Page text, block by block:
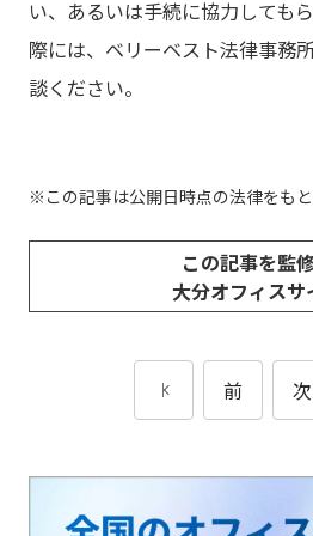
い、あるいは手続に協力しても
際には、ベリーベスト法律事務
談ください。
この記事は公開日時点の法律をも
この記事を監
大分オフィスサ
前 次